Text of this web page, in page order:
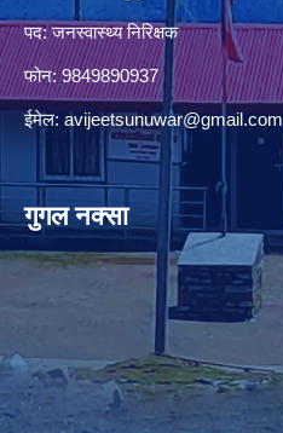
पद: जनस्वास्थ्य निरिक्षक
फोन: 9849890937
ईमेल: avijeetsunuwar@gmail.com
गुगल नक्सा